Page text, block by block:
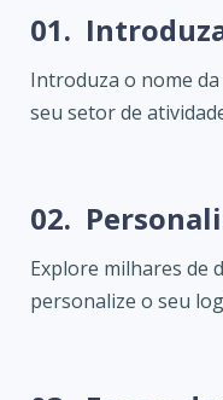
01.
Introduza o nome
seu setor de
02.
Explore milhares de
personalize o seu